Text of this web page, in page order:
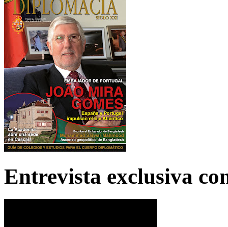
Entrevista exclusiva